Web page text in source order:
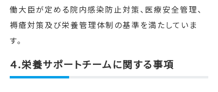
働大臣が定める院内感染防止対策、医療安全管理、
褥瘡対策及び栄養管理体制の基準を満たしていま
す。
４.栄養サポートチームに関する事項